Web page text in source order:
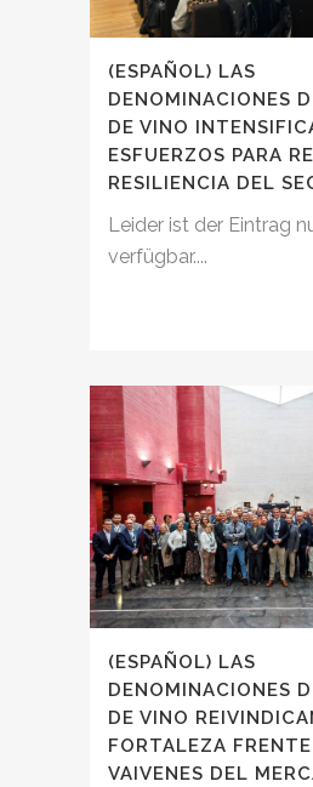
(ESPAÑOL) LAS
DENOMINACIONES
DE VINO
ESFUERZOS PARA
RESILIENCIA DEL
Leider ist der Eintrag
verfügbar....
(ESPAÑOL) LAS
DENOMINACIONES
DE VINO
FORTALEZA
VAIVENES DEL